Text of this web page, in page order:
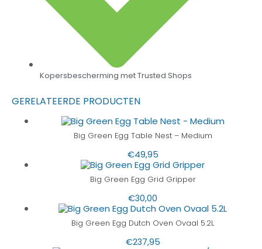
Kopersbescherming met Trusted Shops
GERELATEERDE PRODUCTEN
Big Green Egg Table Nest – Medium
€49,95
Big Green Egg Grid Gripper
€30,00
Big Green Egg Dutch Oven Ovaal 5.2L
€237,95